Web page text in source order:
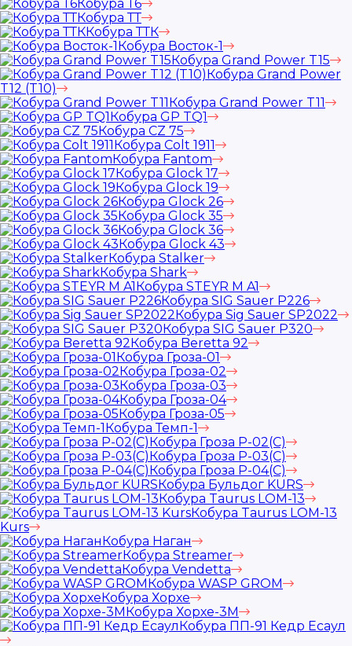
Кобура Т6
Кобура ТТ
Кобура ТТК
Кобура Восток-1
Кобура Grand Power T15
Кобура Grand Power
T12 (T10)
Кобура Grand Power T11
Кобура GP TQ1
Кобура CZ 75
Кобура Colt 1911
Кобура Fantom
Кобура Glock 17
Кобура Glock 19
Кобура Glock 26
Кобура Glock 35
Кобура Glock 36
Кобура Glock 43
Кобура Stalker
Кобура Shark
Кобура STEYR M A1
Кобура SIG Sauer P226
Кобура Sig Sauer SP2022
Кобура SIG Sauer P320
Кобура Beretta 92
Кобура Гроза-01
Кобура Гроза-02
Кобура Гроза-03
Кобура Гроза-04
Кобура Гроза-05
Кобура Темп-1
Кобура Гроза Р-02(С)
Кобура Гроза Р-03(С)
Кобура Гроза Р-04(С)
Кобура Бульдог KURS
Кобура Taurus LOM-13
Кобура Taurus LOM-13
Kurs
Кобура Наган
Кобура Streamer
Кобура Vendetta
Кобура WASP GROM
Кобура Хорхе
Кобура Хорхе-3М
Кобура ПП-91 Кедр Есаул